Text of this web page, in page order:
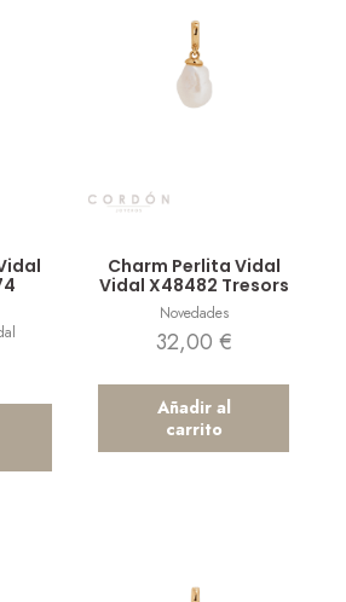
Charm Perlita Vidal
Vidal X48482 Tresors
Novedades
32,00 €
Añadir al
carrito